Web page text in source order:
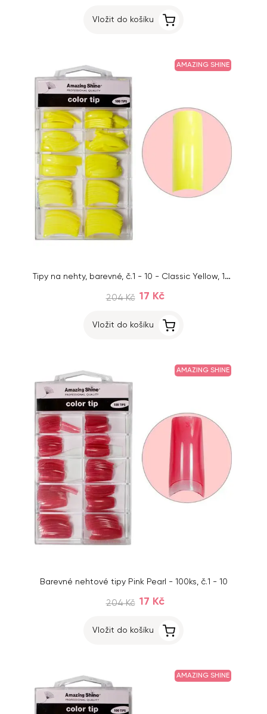
Vložit do košíku
AMAZING SHINE
Tipy na nehty, barevné, č.1 - 10 - Classic Yellow, 100ks
204 Kč 17 Kč
Vložit do košíku
AMAZING SHINE
Barevné nehtové tipy Pink Pearl - 100ks, č.1 - 10
204 Kč 17 Kč
Vložit do košíku
AMAZING SHINE